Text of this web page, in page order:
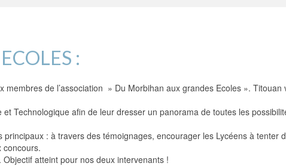
:
de l’association » Du Morbihan aux grandes Ecoles ».
Technologique afin de leur dresser un panorama de toutes les
principaux : à travers des témoignages, encourager les Lycéens à tenter
concours.
atteint pour nos deux intervenants !